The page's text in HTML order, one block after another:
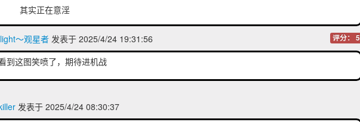
其实正在意淫
～观星者发表于 2025/4/24 19:31:56 评分： 5
到这图笑喷了，期待进机战
发表于 2025/4/24 08:30:37